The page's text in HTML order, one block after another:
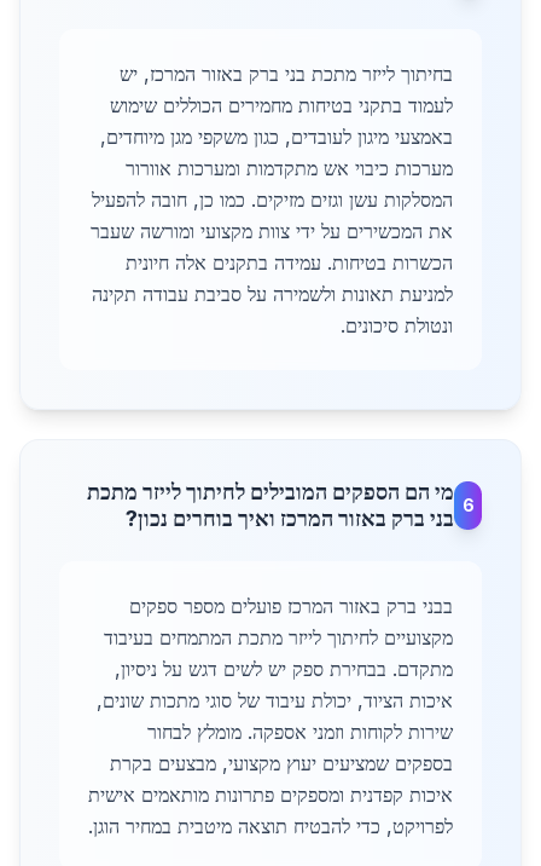
בחיתוך לייזר מתכת בני ברק באזור המרכז, יש
לעמוד בתקני בטיחות מחמירים הכוללים שימוש
באמצעי מיגון לעובדים, כגון משקפי מגן מיוחדים,
מערכות כיבוי אש מתקדמות ומערכות אוורור
המסלקות עשן וגזים מזיקים. כמו כן, חובה להפעיל
את המכשירים על ידי צוות מקצועי ומורשה שעבר
הכשרות בטיחות. עמידה בתקנים אלה חיונית
למניעת תאונות ולשמירה על סביבת עבודה תקינה
ונטולת סיכונים.
6
מי הם הספקים המובילים לחיתוך לייזר מתכת
בני ברק באזור המרכז ואיך בוחרים נכון?
בבני ברק באזור המרכז פועלים מספר ספקים
מקצועיים לחיתוך לייזר מתכת המתמחים בעיבוד
מתקדם. בבחירת ספק יש לשים דגש על ניסיון,
איכות הציוד, יכולת עיבוד של סוגי מתכות שונים,
שירות לקוחות וזמני אספקה. מומלץ לבחור
בספקים שמציעים יעוץ מקצועי, מבצעים בקרת
איכות קפדנית ומספקים פתרונות מותאמים אישית
לפרויקט, כדי להבטיח תוצאה מיטבית במחיר הוגן.